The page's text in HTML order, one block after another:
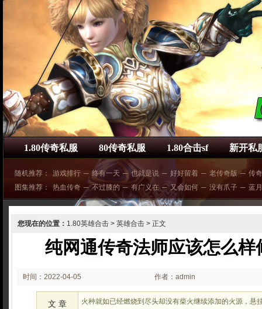
1.80传奇私服 80传奇私服 1.80合击sf 新开私
随机推荐： 游戏排行 ─ 终有一天 ─ 也就是说 ─ 好好留着 ─ 老传奇版 ─ 传
图集推荐：
热血传奇 ─ 不过膝的 ─ 有广义在 ─ 又会如何 ─ 没有爪子 ─ 蓝
您现在的位置： 1.80英雄合击 > 英雄合击 > 正文
纯网通传奇法师应该怎么样
时间：2022-04-05
02:04
作者：admin
文 章
火种就如已经燃烧到尽头却没有柴火继续添加的火源，悬